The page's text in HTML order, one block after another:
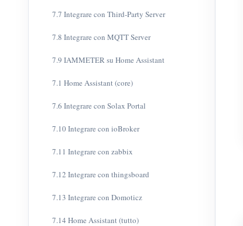
7.7 Integrare con Third-Party Server
7.8 Integrare con MQTT Server
7.9 IAMMETER su Home Assistant
7.1 Home Assistant (core)
7.6 Integrare con Solax Portal
7.10 Integrare con ioBroker
7.11 Integrare con zabbix
7.12 Integrare con thingsboard
7.13 Integrare con Domoticz
7.14 Home Assistant (tutto)